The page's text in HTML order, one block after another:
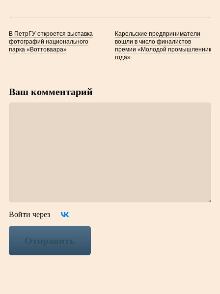
В ПетрГУ откроется выставка
фотографий национального
парка «Воттоваара»
Карельские предприниматели
вошли в число финалистов
премии «Молодой промышленник
года»
Ваш комментарий
Войти через
Отправить